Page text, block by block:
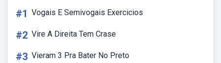
#1 Vogais E Semivogais Exercicios
#2 Vire A Direita Tem Crase
#3 Vieram 3 Pra Bater No Preto